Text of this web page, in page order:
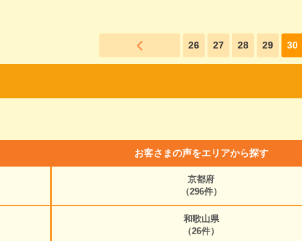
26 27 28 29 30
お客さまの声をエリアから探す
京都府
（296件）
和歌山県
（26件）